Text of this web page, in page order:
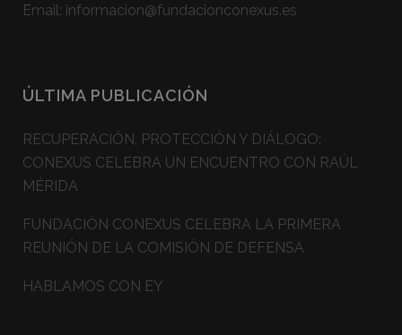
Email: informacion@fundacionconexus.es
ÚLTIMA PUBLICACIÓN
RECUPERACIÓN, PROTECCIÓN Y DIÁLOGO:
CONEXUS CELEBRA UN ENCUENTRO CON RAÚL
MÉRIDA
FUNDACIÓN CONEXUS CELEBRA LA PRIMERA
REUNIÓN DE LA COMISIÓN DE DEFENSA
HABLAMOS CON EY